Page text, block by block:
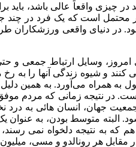
در چیزی واقعاً عالی باشد،
محتمل است که یک فرد در چند
در دنیای واقعی ورزشکاران
امروز، وسایل ارتباط جمعی و
کنند و شیوه زندگی آنها را به
به همراه می‌آورد. به همین دلیل
در نتیجه زمانی که مردم
جهان، انسان هائی به درد
البته متوسط بودن، به عنوان
که به نتیجه دلخواه نمی